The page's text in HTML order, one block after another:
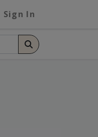
Sign In